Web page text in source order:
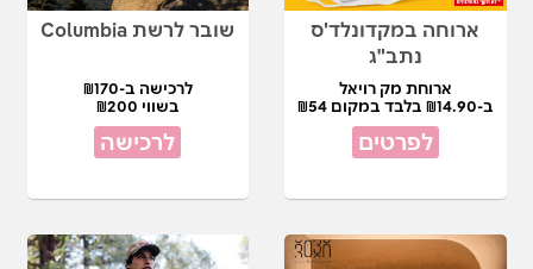
ארוחה במקדונלד'ס
נתב"ג
ארוחת מק רויאל
ב-₪14.90 בלבד במקום ₪54
לפרטים
שובר לרשת Columbia
לרכישה ב-₪170
בשווי ₪200
לרכישה